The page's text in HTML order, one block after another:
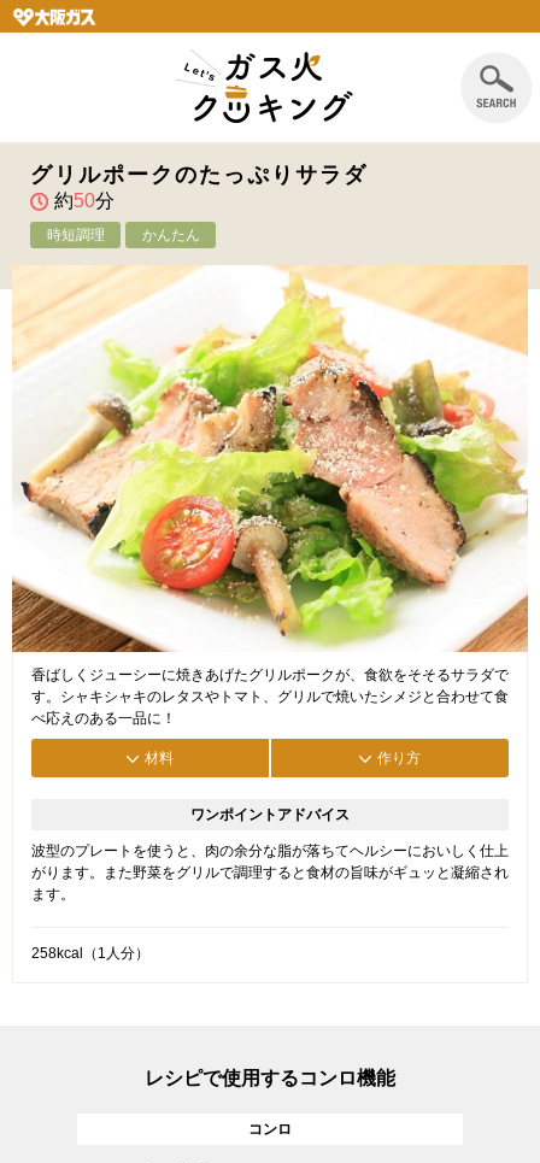
グリルポークのたっぷりサラダ
約50分
時短調理 かんたん
香ばしくジューシーに焼きあげたグリルポークが、食欲をそそるサラダで
す。シャキシャキのレタスやトマト、グリルで焼いたシメジと合わせて食
べ応えのある一品に！
材料 作り方
ワンポイントアドバイス
波型のプレートを使うと、肉の余分な脂が落ちてヘルシーにおいしく仕上
がります。また野菜をグリルで調理すると食材の旨味がギュッと凝縮され
ます。
258kcal（1人分）
レシピで使用するコンロ機能
コンロ